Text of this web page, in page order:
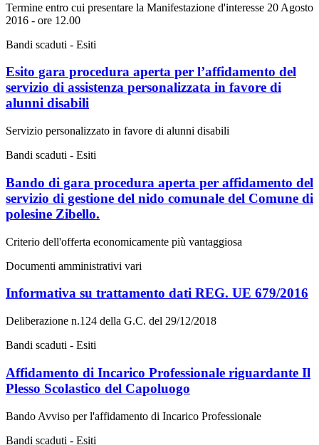
Termine entro cui presentare la Manifestazione d'interesse 20 Agosto
2016 - ore 12.00
Bandi scaduti - Esiti
Esito gara procedura aperta per l’affidamento del
servizio di assistenza personalizzata in favore di
alunni disabili
Servizio personalizzato in favore di alunni disabili
Bandi scaduti - Esiti
Bando di gara procedura aperta per affidamento del
servizio di gestione del nido comunale del Comune di
polesine Zibello.
Criterio dell'offerta economicamente più vantaggiosa
Documenti amministrativi vari
Informativa su trattamento dati REG. UE 679/2016
Deliberazione n.124 della G.C. del 29/12/2018
Bandi scaduti - Esiti
Affidamento di Incarico Professionale riguardante Il
Plesso Scolastico del Capoluogo
Bando Avviso per l'affidamento di Incarico Professionale
Bandi scaduti - Esiti